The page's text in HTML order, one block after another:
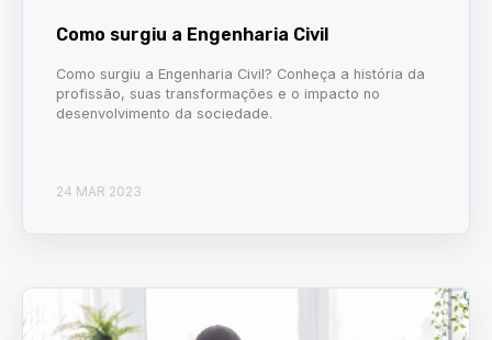
Como surgiu a Engenharia Civil
Como surgiu a Engenharia Civil? Conheça a história da
profissão, suas transformações e o impacto no
desenvolvimento da sociedade.
24 MAR 2023